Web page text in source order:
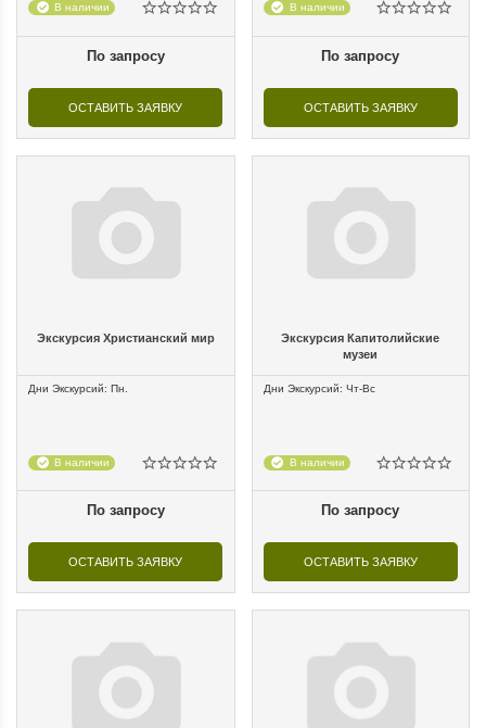
В наличии
По запросу
ОСТАВИТЬ ЗАЯВКУ
В наличии
По запросу
ОСТАВИТЬ ЗАЯВКУ
Экскурсия Христианский мир
Дни Экскурсий: Пн.
В наличии
По запросу
ОСТАВИТЬ ЗАЯВКУ
Экскурсия Капитолийские
музеи
Дни Экскурсий: Чт-Вс
В наличии
По запросу
ОСТАВИТЬ ЗАЯВКУ